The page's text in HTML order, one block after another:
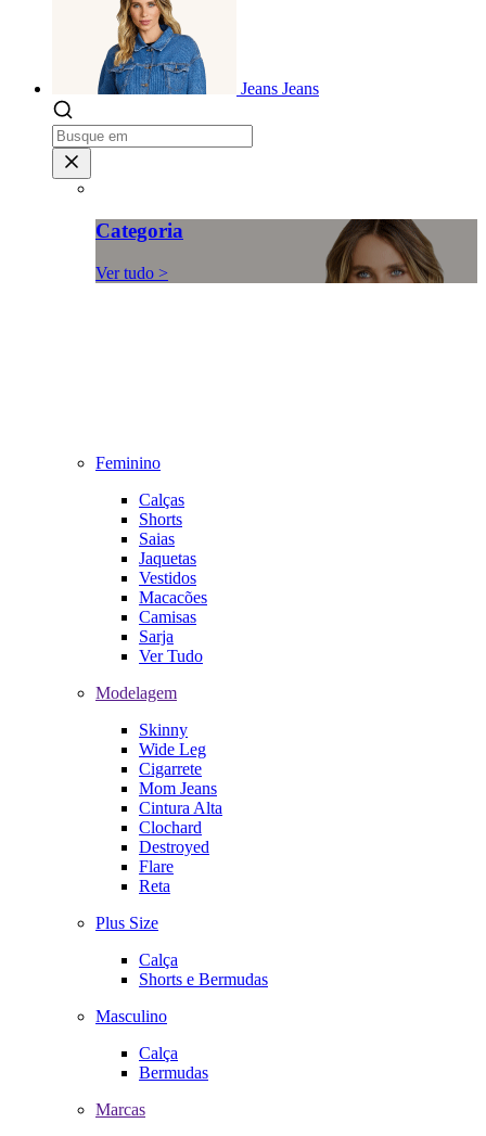
Jeans Jeans
Categoria
Ver tudo >
Feminino
Calças
Shorts
Saias
Jaquetas
Vestidos
Macacões
Camisas
Sarja
Ver Tudo
Modelagem
Skinny
Wide Leg
Cigarrete
Mom Jeans
Cintura Alta
Clochard
Destroyed
Flare
Reta
Plus Size
Calça
Shorts e Bermudas
Masculino
Calça
Bermudas
Marcas